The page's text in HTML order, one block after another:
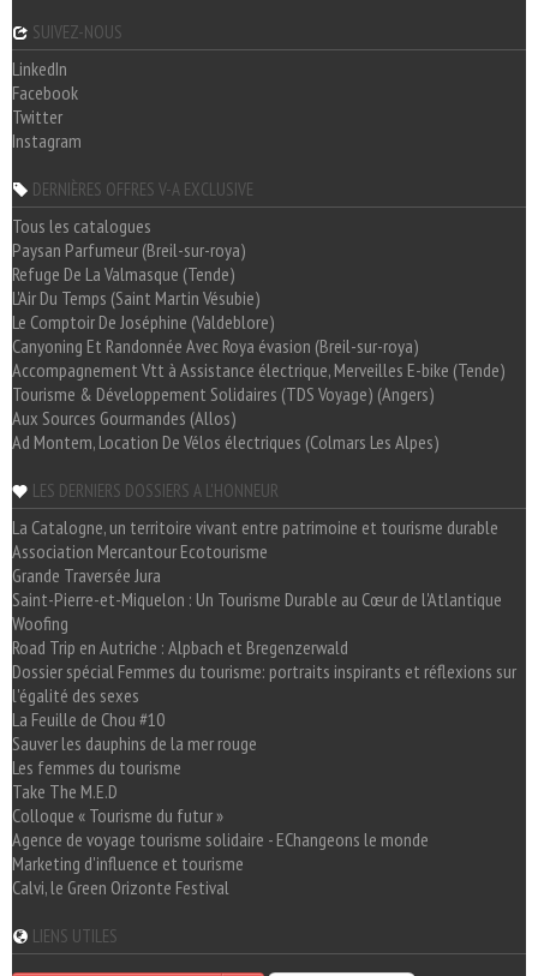
SUIVEZ-NOUS
LinkedIn
Facebook
Twitter
Instagram
DERNIÈRES OFFRES V-A EXCLUSIVE
Tous les catalogues
Paysan Parfumeur (Breil-sur-roya)
Refuge De La Valmasque (Tende)
L'Air Du Temps (Saint Martin Vésubie)
Le Comptoir De Joséphine (Valdeblore)
Canyoning Et Randonnée Avec Roya évasion (Breil-sur-roya)
Accompagnement Vtt à Assistance électrique, Merveilles E-bike (Tende)
Tourisme & Développement Solidaires (TDS Voyage) (Angers)
Aux Sources Gourmandes (Allos)
Ad Montem, Location De Vélos électriques (Colmars Les Alpes)
LES DERNIERS DOSSIERS A L'HONNEUR
La Catalogne, un territoire vivant entre patrimoine et tourisme durable
Association Mercantour Ecotourisme
Grande Traversée Jura
Saint-Pierre-et-Miquelon : Un Tourisme Durable au Cœur de l'Atlantique
Woofing
Road Trip en Autriche : Alpbach et Bregenzerwald
Dossier spécial Femmes du tourisme: portraits inspirants et réflexions sur
l'égalité des sexes
La Feuille de Chou #10
Sauver les dauphins de la mer rouge
Les femmes du tourisme
Take The M.E.D
Colloque « Tourisme du futur »
Agence de voyage tourisme solidaire - EChangeons le monde
Marketing d'influence et tourisme
Calvi, le Green Orizonte Festival
LIENS UTILES